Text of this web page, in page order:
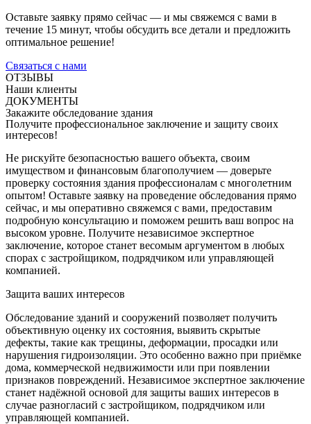
Оставьте заявку прямо сейчас — и мы свяжемся с вами в
течение 15 минут, чтобы обсудить все детали и предложить
оптимальное решение!
Связаться с нами
ОТЗЫВЫ
Наши клиенты
ДОКУМЕНТЫ
Закажите обследование здания
Получите профессиональное заключение и защиту своих
интересов!
Не рискуйте безопасностью вашего объекта, своим
имуществом и финансовым благополучием — доверьте
проверку состояния здания профессионалам с многолетним
опытом! Оставьте заявку на проведение обследования прямо
сейчас, и мы оперативно свяжемся с вами, предоставим
подробную консультацию и поможем решить ваш вопрос на
высоком уровне. Получите независимое экспертное
заключение, которое станет весомым аргументом в любых
спорах с застройщиком, подрядчиком или управляющей
компанией.
Защита ваших интересов
Обследование зданий и сооружений позволяет получить
объективную оценку их состояния, выявить скрытые
дефекты, такие как трещины, деформации, просадки или
нарушения гидроизоляции. Это особенно важно при приёмке
дома, коммерческой недвижимости или при появлении
признаков повреждений. Независимое экспертное заключение
станет надёжной основой для защиты ваших интересов в
случае разногласий с застройщиком, подрядчиком или
управляющей компанией.